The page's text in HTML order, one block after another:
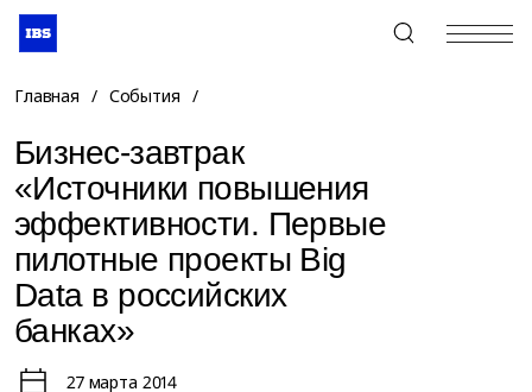
+7 (495) 967-80-80
Главная / События /
Бизнес-завтрак
«Источники повышения
эффективности. Первые
пилотные проекты Big
Data в российских
банках»
27 марта 2014